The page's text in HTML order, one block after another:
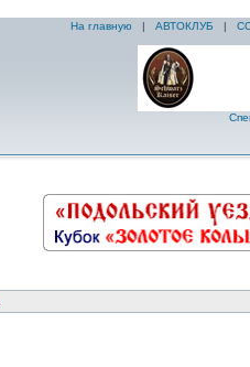
На главную | АВТОКЛУБ |